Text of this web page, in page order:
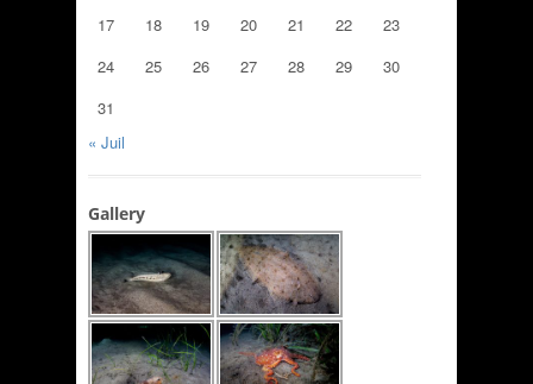
17
18 19 20 21 22
23
24
25 26 27 28 29
30
31
« Juil
Gallery